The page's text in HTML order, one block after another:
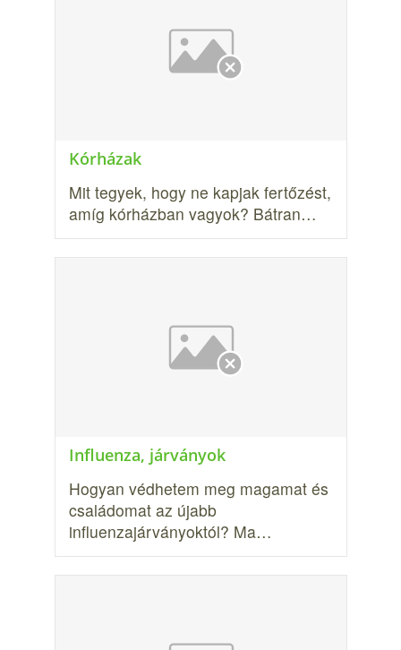
Kórházak
Mit tegyek, hogy ne kapjak fertőzést,
amíg kórházban vagyok? Bátran…
Influenza, járványok
Hogyan védhetem meg magamat és
családomat az újabb
influenzajárványoktól? Ma…